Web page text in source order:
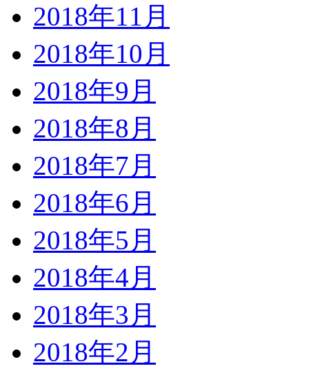
2018年11月
2018年10月
2018年9月
2018年8月
2018年7月
2018年6月
2018年5月
2018年4月
2018年3月
2018年2月